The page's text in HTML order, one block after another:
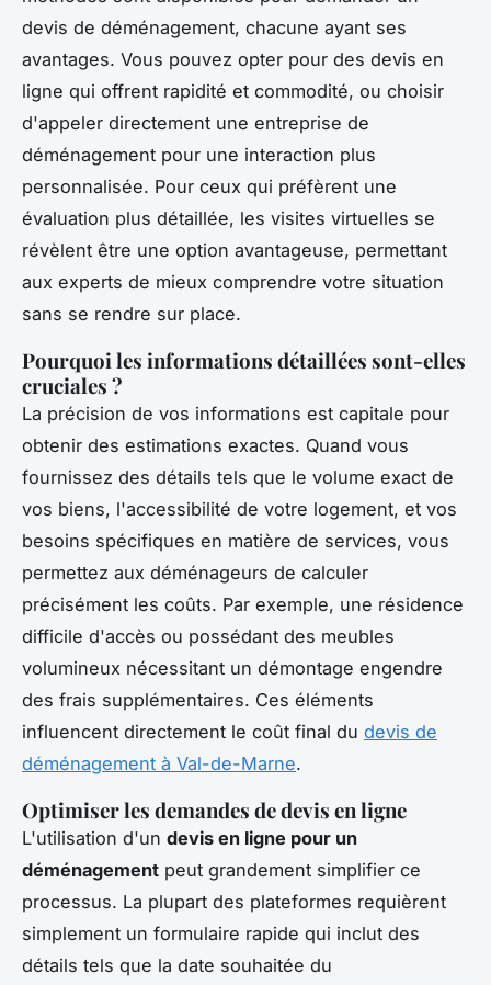
devis de déménagement, chacune ayant ses
avantages. Vous pouvez opter pour des devis en
ligne qui offrent rapidité et commodité, ou choisir
d'appeler directement une entreprise de
déménagement pour une interaction plus
personnalisée. Pour ceux qui préfèrent une
évaluation plus détaillée, les visites virtuelles se
révèlent être une option avantageuse, permettant
aux experts de mieux comprendre votre situation
sans se rendre sur place.
Pourquoi les informations détaillées sont-elles
cruciales ?
La précision de vos informations est capitale pour
obtenir des estimations exactes. Quand vous
fournissez des détails tels que le volume exact de
vos biens, l'accessibilité de votre logement, et vos
besoins spécifiques en matière de services, vous
permettez aux déménageurs de calculer
précisément les coûts. Par exemple, une résidence
difficile d'accès ou possédant des meubles
volumineux nécessitant un démontage engendre
des frais supplémentaires. Ces éléments
influencent directement le coût final du devis de
déménagement à Val-de-Marne.
Optimiser les demandes de devis en ligne
L'utilisation d'un devis en ligne pour un
déménagement peut grandement simplifier ce
processus. La plupart des plateformes requièrent
simplement un formulaire rapide qui inclut des
détails tels que la date souhaitée du